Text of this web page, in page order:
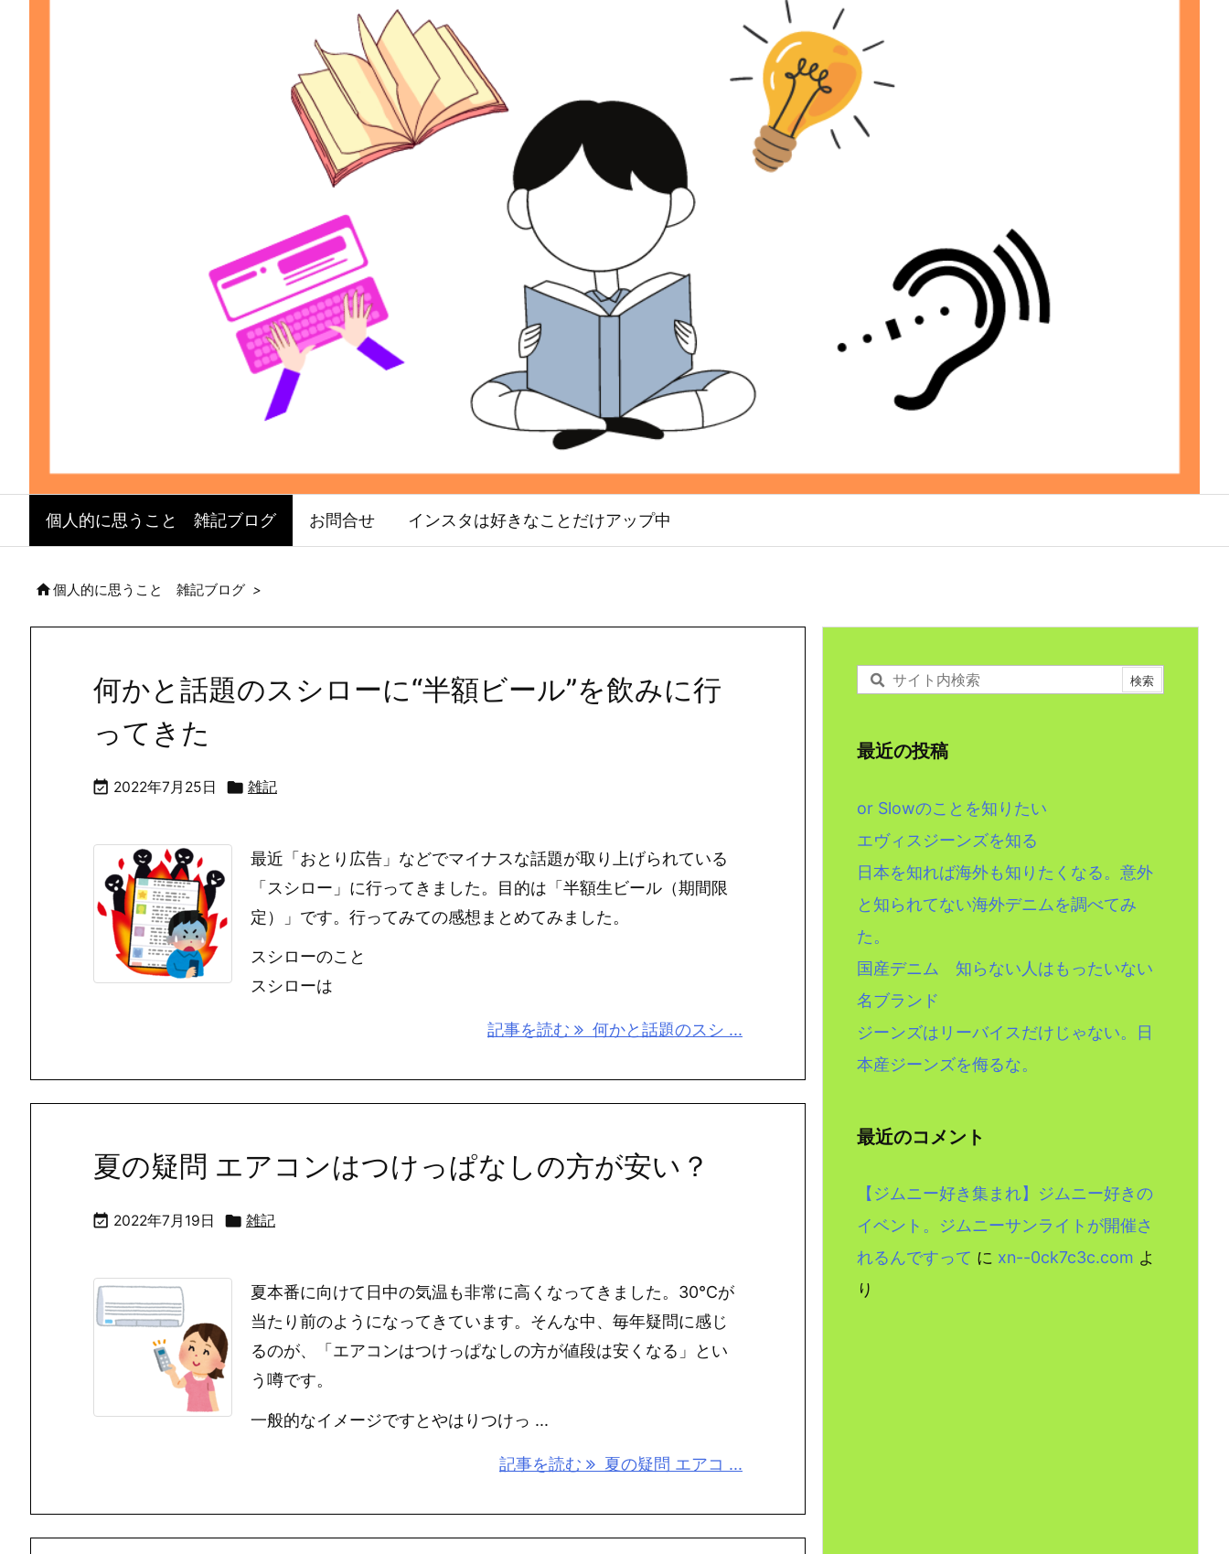
個人的に思うこと 雑記ブログ お問合せ インスタは好きなことだけアップ中
個人的に思うこと 雑記ブログ >
何かと話題のスシローに“半額ビール”を飲みに行
ってきた
 2022年7月25日  雑記
最近「おとり広告」などでマイナスな話題が取り上げられている
「スシロー」に行ってきました。目的は「半額生ビール（期間限
定）」です。行ってみての感想まとめてみました。
スシローのこと
スシローは
記事を読む 何かと話題のスシ ...
夏の疑問 エアコンはつけっぱなしの方が安い？
 2022年7月19日  雑記
夏本番に向けて日中の気温も非常に高くなってきました。30℃が
当たり前のようになってきています。そんな中、毎年疑問に感じ
るのが、「エアコンはつけっぱなしの方が値段は安くなる」とい
う噂です。
一般的なイメージですとやはりつけっ ...
記事を読む 夏の疑問 エアコ ...
最近の投稿
or Slowのことを知りたい
エヴィスジーンズを知る
日本を知れば海外も知りたくなる。意外
と知られてない海外デニムを調べてみ
た。
国産デニム 知らない人はもったいない
名ブランド
ジーンズはリーバイスだけじゃない。日
本産ジーンズを侮るな。
最近のコメント
【ジムニー好き集まれ】ジムニー好きの
イベント。ジムニーサンライトが開催さ
れるんですって に xn--0ck7c3c.com よ
り